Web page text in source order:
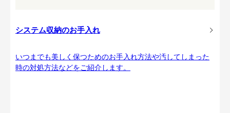
システム収納のお手入れ
いつまでも美しく保つためのお手入れ方法や汚してしまった
時の対処方法などをご紹介します。